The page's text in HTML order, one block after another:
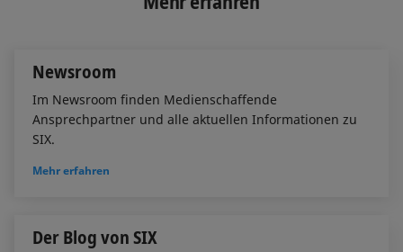
d
o
Newsroom
Im Newsroom finden Medienschaffende
Ansprechpartner und alle aktuellen Informationen zu
SIX.
Mehr erfahren
Der Blog von SIX